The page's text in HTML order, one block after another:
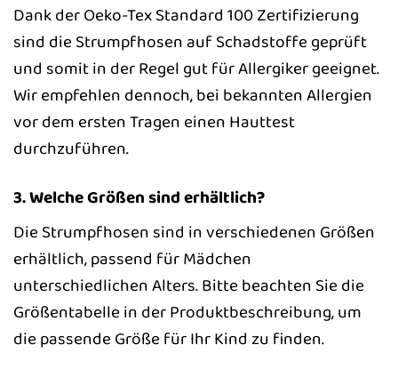
Dank der Oeko-Tex Standard 100 Zertifizierung
sind die Strumpfhosen auf Schadstoffe geprüft
und somit in der Regel gut für Allergiker geeignet.
Wir empfehlen dennoch, bei bekannten Allergien
vor dem ersten Tragen einen Hauttest
durchzuführen.
3. Welche Größen sind erhältlich?
Die Strumpfhosen sind in verschiedenen Größen
erhältlich, passend für Mädchen
unterschiedlichen Alters. Bitte beachten Sie die
Größentabelle in der Produktbeschreibung, um
die passende Größe für Ihr Kind zu finden.